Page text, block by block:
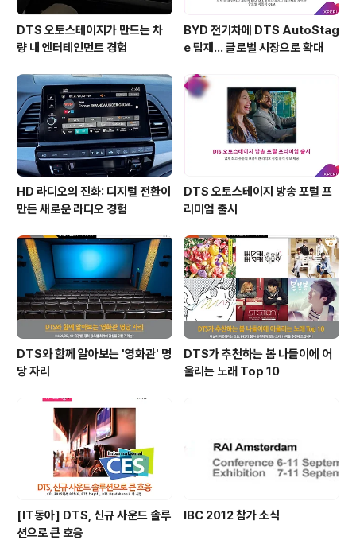
DTS 오토스테이지가 만드는 차
량 내 엔터테인먼트 경험
BYD 전기차에 DTS AutoStag
e 탑재… 글로벌 시장으로 확대
HD 라디오의 진화: 디지털 전환이
만든 새로운 라디오 경험
DTS 오토스테이지 방송 포털 프
리미엄 출시
DTS와 함께 알아보는 '영화관' 명
당 자리
DTS가 추천하는 봄 나들이에 어
울리는 노래 Top 10
[IT동아] DTS, 신규 사운드 솔루
션으로 큰 호응
IBC 2012 참가 소식